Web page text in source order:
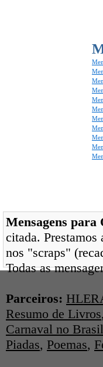
Mensagens para
citada.
nos "scraps"
Todas as
Parceiros:
Resumo de Livros,
Carnaval no Brasil
Piadas, Poemas,